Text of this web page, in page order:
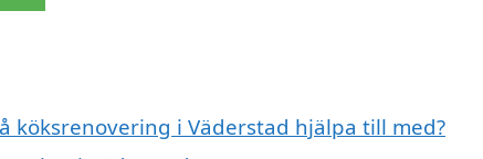
köksrenovering i Väderstad hjälpa till med?